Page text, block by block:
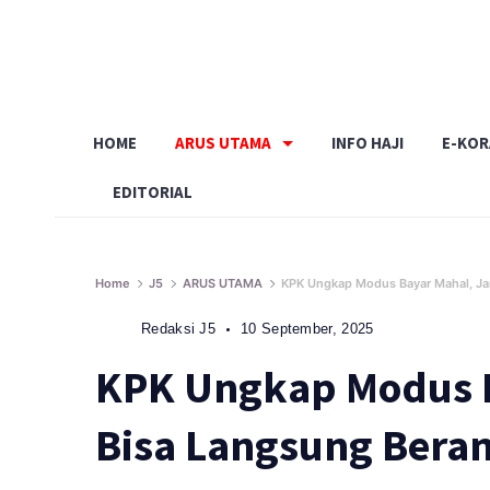
HOME ARUS UTAMA INFO HAJI E-
EDITORIAL
Home J5 ARUS UTAMA KPK Ungkap Modus Bayar Mahal,
Redaksi J5 10 September, 2025
KPK Ungkap
Bisa Langsung